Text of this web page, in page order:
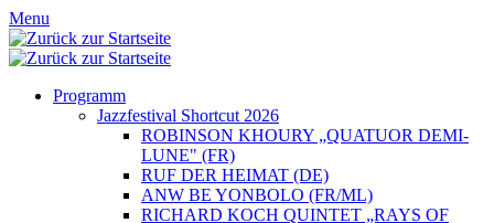
Menu
Programm
Jazzfestival Shortcut 2026
ROBINSON KHOURY „QUATUOR DEMI-
LUNE" (FR)
RUF DER HEIMAT (DE)
ANW BE YONBOLO (FR/ML)
RICHARD KOCH QUINTET „RAYS OF